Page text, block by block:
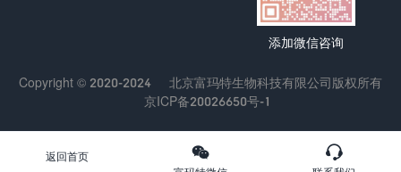
返回首页
添加微信咨询
Copyright © 2020-2024 北京富玛特生物科技有限公司版权所有
京ICP备20026650号-1